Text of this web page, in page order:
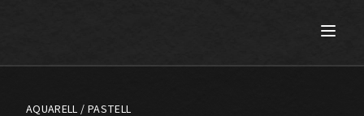
AQUARELL / PASTELL